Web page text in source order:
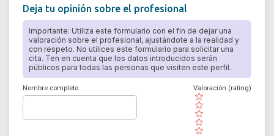
Deja tu opinión sobre el profesional
Importante: Utiliza este formulario con el fin de dejar una
valoración sobre el profesional, ajustándote a la realidad y
con respeto. No utilices este formulario para solicitar una
cita. Ten en cuenta que los datos introducidos serán
públicos para todas las personas que visiten este perfil.
Nombre completo
( )
( )
( )
( )
( )
Valoración (rating)